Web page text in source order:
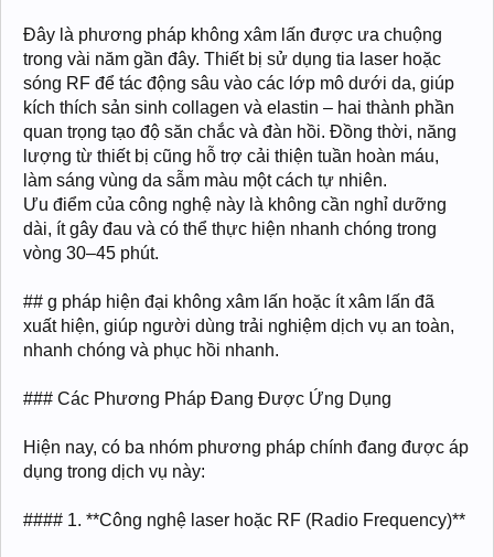
Đây là phương pháp không xâm lấn được ưa chuộng
trong vài năm gần đây. Thiết bị sử dụng tia laser hoặc
sóng RF để tác động sâu vào các lớp mô dưới da, giúp
kích thích sản sinh collagen và elastin – hai thành phần
quan trọng tạo độ săn chắc và đàn hồi. Đồng thời, năng
lượng từ thiết bị cũng hỗ trợ cải thiện tuần hoàn máu,
làm sáng vùng da sẫm màu một cách tự nhiên.
Ưu điểm của công nghệ này là không cần nghỉ dưỡng
dài, ít gây đau và có thể thực hiện nhanh chóng trong
vòng 30–45 phút.
## g pháp hiện đại không xâm lấn hoặc ít xâm lấn đã
xuất hiện, giúp người dùng trải nghiệm dịch vụ an toàn,
nhanh chóng và phục hồi nhanh.
### Các Phương Pháp Đang Được Ứng Dụng
Hiện nay, có ba nhóm phương pháp chính đang được áp
dụng trong dịch vụ này:
#### 1. **Công nghệ laser hoặc RF (Radio Frequency)**